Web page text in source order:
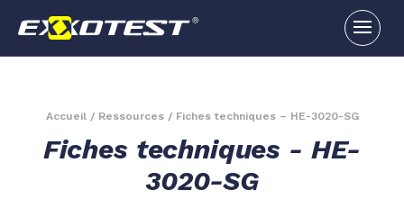
Accueil/ Ressources/ Fiches techniques – HE-3020-SG
Fiches techniques - HE-
3020-SG